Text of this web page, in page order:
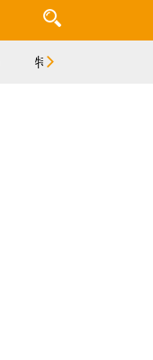
特集